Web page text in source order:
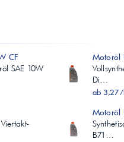
CF
SAE 10W
Motoröl
Di…
ab
Motoröl
B71…